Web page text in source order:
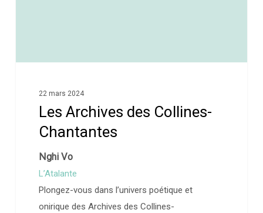
22 mars 2024
Les Archives des Collines-
Chantantes
Nghi Vo
L’Atalante
Plongez-vous dans l’univers poétique et
onirique des Archives des Collines-